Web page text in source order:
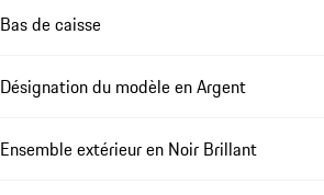
Bas de caisse
Désignation du modèle en Argent
Ensemble extérieur en Noir Brillant